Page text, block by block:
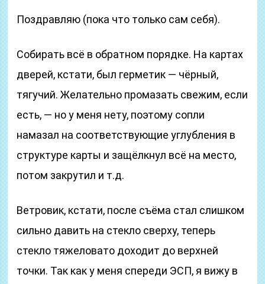
Поздравляю (пока что только сам себя).
Собирать всё в обратном порядке. На картах
дверей, кстати, был герметик — чёрный,
тягучий. Желательно промазать свежим, если
есть, — но у меня нету, поэтому сопли
намазал на соответствующие углубления в
структуре карты и защёлкнул всё на место,
потом закрутил и т.д.
Ветровик, кстати, после съёма стал слишком
сильно давить на стекло сверху, теперь
стекло тяжеловато доходит до верхней
точки. Так как у меня спереди ЭСП, я вижу в